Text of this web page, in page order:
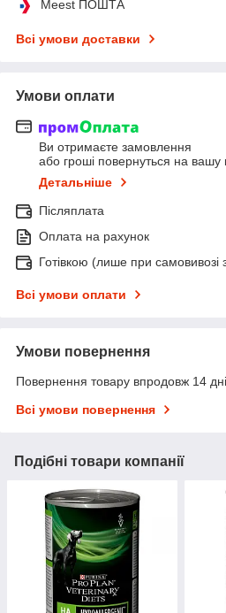
Meest ПОШТА
Всі умови доставки
Умови оплати
Ви отримаєте замовлення
або гроші повернуться на вашу
Детальніше
Післяплата
Оплата на рахунок
Готівкою (лише при самовивозі
Всі умови оплати
Умови повернення
Повернення товару впродовж 14
Всі умови повернення
Подібні товари компанії